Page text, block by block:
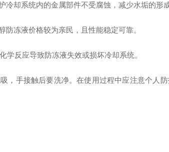
却系统内的金属部件不受腐蚀，减少水垢的形成
冻液价格较为亲民，且性能稳定可靠。
学反应导致防冻液失效或损坏冷却系统。
，手接触后要洗净。在使用过程中应注意个人